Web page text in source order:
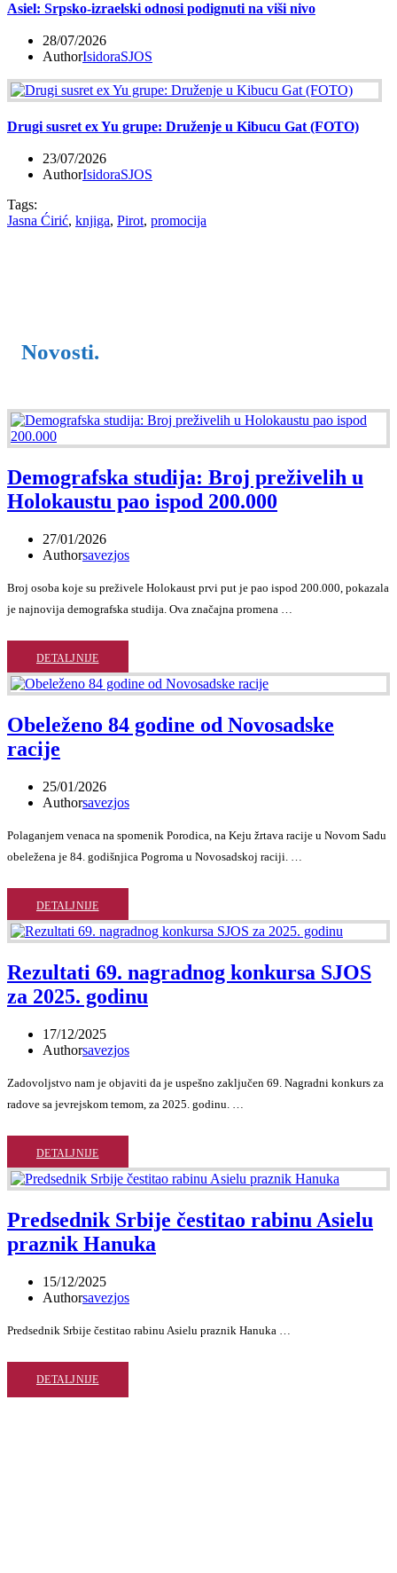
Asiel: Srpsko-izraelski odnosi podignuti na viši nivo
28/07/2026
AuthorIsidoraSJOS
Drugi susret ex Yu grupe: Druženje u Kibucu Gat (FOTO)
23/07/2026
AuthorIsidoraSJOS
Tags:
Jasna Ćirić, knjiga, Pirot, promocija
Novosti.
Demografska studija: Broj preživelih u
Holokaustu pao ispod 200.000
27/01/2026
Authorsavezjos
Broj osoba koje su preživele Holokaust prvi put je pao ispod 200.000, pokazala
je najnovija demografska studija. Ova značajna promena …
DETALJNIJE
Obeleženo 84 godine od Novosadske
racije
25/01/2026
Authorsavezjos
Polaganjem venaca na spomenik Porodica, na Keju žrtava racije u Novom Sadu
obeležena je 84. godišnjica Pogroma u Novosadskoj raciji. …
DETALJNIJE
Rezultati 69. nagradnog konkursa SJOS
za 2025. godinu
17/12/2025
Authorsavezjos
Zadovoljstvo nam je objaviti da je uspešno zaključen 69. Nagradni konkurs za
radove sa jevrejskom temom, za 2025. godinu. …
DETALJNIJE
Predsednik Srbije čestitao rabinu Asielu
praznik Hanuka
15/12/2025
Authorsavezjos
Predsednik Srbije čestitao rabinu Asielu praznik Hanuka …
DETALJNIJE